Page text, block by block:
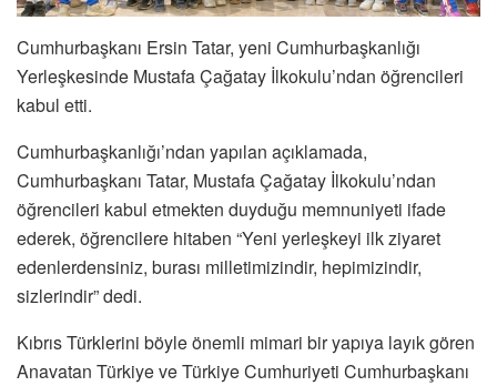
Cumhurbaşkanı Ersin Tatar, yeni Cumhurbaşkanlığı
Yerleşkesinde Mustafa Çağatay İlkokulu’ndan öğrencileri
kabul etti.
Cumhurbaşkanlığı’ndan yapılan açıklamada,
Cumhurbaşkanı Tatar, Mustafa Çağatay İlkokulu’ndan
öğrencileri kabul etmekten duyduğu memnuniyeti ifade
ederek, öğrencilere hitaben “Yeni yerleşkeyi ilk ziyaret
edenlerdensiniz, burası milletimizindir, hepimizindir,
sizlerindir” dedi.
Kıbrıs Türklerini böyle önemli mimari bir yapıya layık gören
Anavatan Türkiye ve Türkiye Cumhuriyeti Cumhurbaşkanı